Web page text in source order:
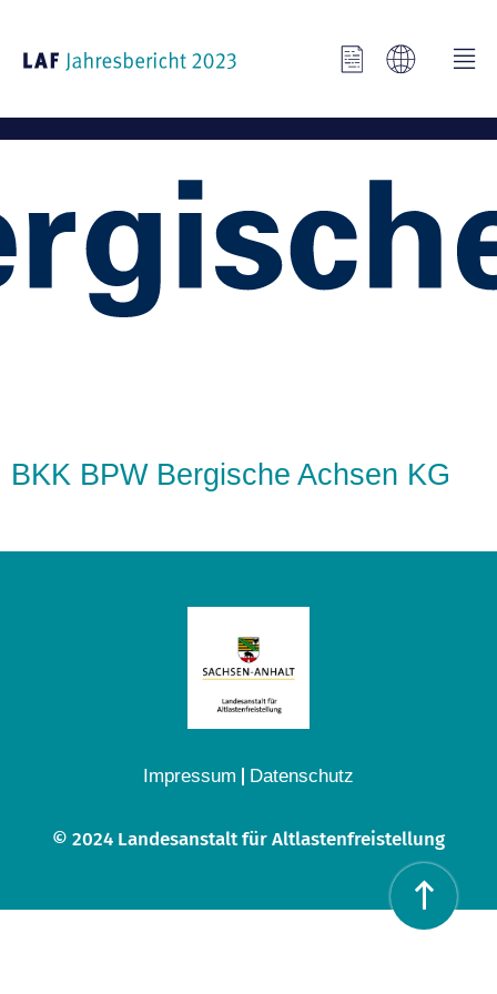
BKK BPW Bergische Achsen KG
Impressum Datenschutz
© 2024 Landesanstalt für Altlastenfreistellung